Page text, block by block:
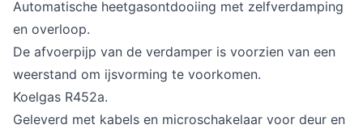
Automatische heetgasontdooiing met zelfverdamping
en overloop.
De afvoerpijp van de verdamper is voorzien van een
weerstand om ijsvorming te voorkomen.
Koelgas R452a.
Geleverd met kabels en microschakelaar voor deur en